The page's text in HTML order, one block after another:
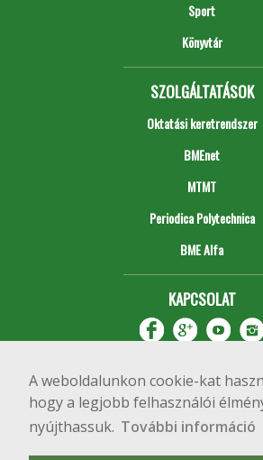
A weboldalunkon cookie-kat
hogy a legjobb felhasználói
nyújthassuk. További információ
Sport
Könyvtár
SZOLGÁLTATÁSOK
Oktatási keretrendszer
BMEnet
MTMT
Periodica Polytechnica
BME Alfa
KAPCSOLAT